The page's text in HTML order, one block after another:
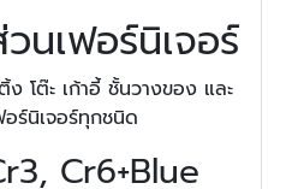
นเฟอร์นิเจอร์
โต๊ะ เก้าอี้ ชั้นวางของ และ
ร์นิเจอร์ทุกชนิด
Cr6+Blue